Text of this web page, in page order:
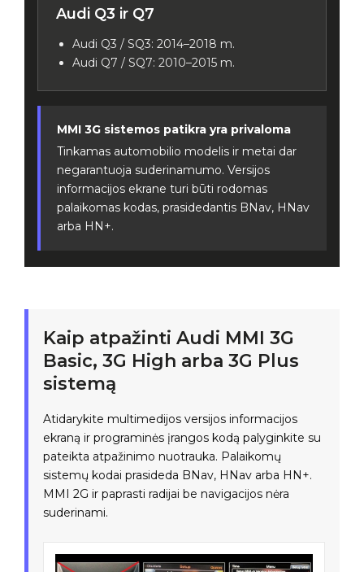
Audi Q3 ir Q7
Audi Q3 / SQ3: 2014–2018 m.
Audi Q7 / SQ7: 2010–2015 m.
MMI 3G sistemos patikra yra privaloma
Tinkamas automobilio modelis ir metai dar
negarantuoja suderinamumo. Versijos
informacijos ekrane turi būti rodomas
palaikomas kodas, prasidedantis BNav, HNav
arba HN+.
Kaip atpažinti Audi MMI 3G
Basic, 3G High arba 3G Plus
sistemą
Atidarykite multimedijos versijos informacijos
ekraną ir programinės įrangos kodą palyginkite su
pateikta atpažinimo nuotrauka. Palaikomų
sistemų kodai prasideda BNav, HNav arba HN+.
MMI 2G ir paprasti radijai be navigacijos nėra
suderinami.